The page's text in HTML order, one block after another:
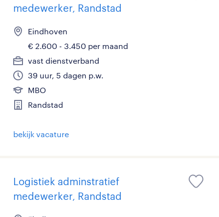
medewerker, Randstad
Eindhoven
€ 2.600 - 3.450 per maand
vast dienstverband
39 uur, 5 dagen p.w.
MBO
Randstad
bekijk vacature
Logistiek adminstratief
medewerker, Randstad